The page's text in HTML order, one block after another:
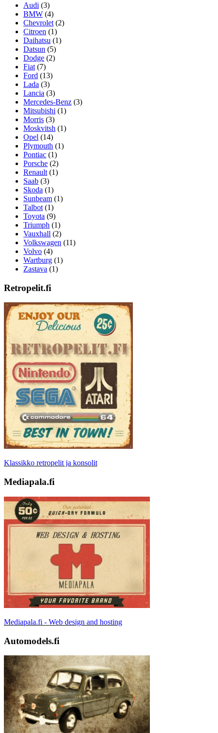
Audi (3)
BMW (4)
Chevrolet (2)
Citroen (1)
Daihatsu (1)
Datsun (5)
Dodge (2)
Fiat (7)
Ford (13)
Lada (3)
Lancia (3)
Mercedes-Benz (3)
Mitsubishi (1)
Morris (3)
Moskvitsh (1)
Opel (14)
Plymouth (1)
Pontiac (1)
Porsche (2)
Renault (1)
Saab (3)
Skoda (1)
Sunbeam (1)
Talbot (1)
Toyota (9)
Triumph (1)
Vauxhall (2)
Volkswagen (11)
Volvo (4)
Wartburg (1)
Zastava (1)
Retropelit.fi
Klassikko retropelit ja konsolit
Mediapala.fi
Mediapala.fi - Web design and hosting
Automodels.fi